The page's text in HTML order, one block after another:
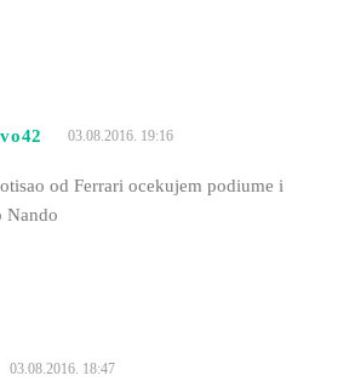
03.08.2016. 19:16
od Ferrari ocekujem podiume i
03.08.2016. 18:47